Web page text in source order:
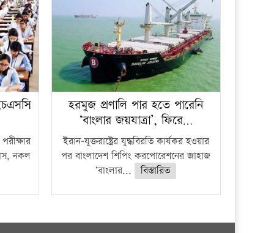
নকল
হরমুজ প্রণালি পার হতে পারেনি
‘বাংলার জয়যাত্রা’, ফিরে…
ইরান-যুক্তরাষ্ট্রের যুদ্ধবিরতি কার্যকর হওয়ার
পর বাংলাদেশ শিপিং করপোরেশনের জাহাজ
‘বাংলার...
বিস্তারিত